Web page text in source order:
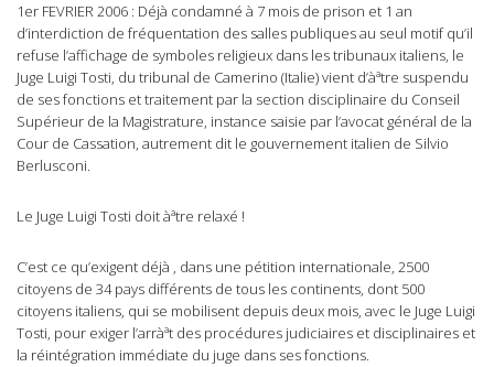
1er FEVRIER 2006 : Déjà condamné à 7 mois de prison et 1 an
d’interdiction de fréquentation des salles publiques au seul motif qu’il
refuse l’affichage de symboles religieux dans les tribunaux italiens, le
Juge Luigi Tosti, du tribunal de Camerino (Italie) vient d’àªtre suspendu
de ses fonctions et traitement par la section disciplinaire du Conseil
Supérieur de la Magistrature, instance saisie par l’avocat général de la
Cour de Cassation, autrement dit le gouvernement italien de Silvio
Berlusconi.
Le Juge Luigi Tosti doit àªtre relaxé !
C’est ce qu’exigent déjà , dans une pétition internationale, 2500
citoyens de 34 pays différents de tous les continents, dont 500
citoyens italiens, qui se mobilisent depuis deux mois, avec le Juge Luigi
Tosti, pour exiger l’arràªt des procédures judiciaires et disciplinaires et
la réintégration immédiate du juge dans ses fonctions.